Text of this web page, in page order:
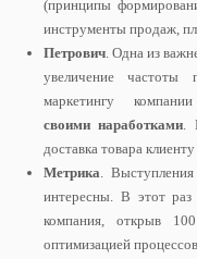
(принципы
инструменты продаж,
Петрович. Одна из
увеличение
маркетингу
своими наработками.
доставка товара
Метрика.
интересны. В этот раз
компания, открыв
оптимизацией